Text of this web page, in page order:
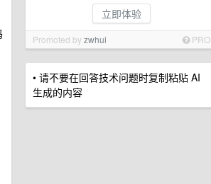
立即体验
Promoted byzwhui PRO
• 请不要在回答技术问题时复制粘贴 AI
生成的内容